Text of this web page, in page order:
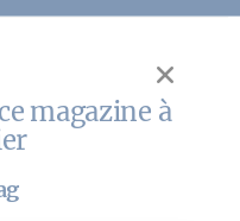
magazine à